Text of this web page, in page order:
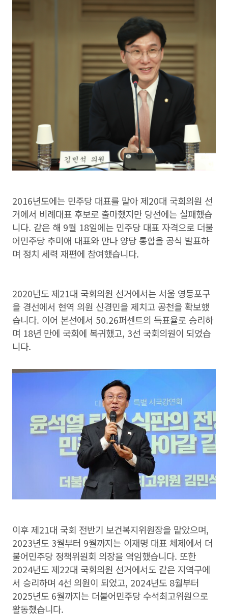
2016년도에는 민주당 대표를 맡아 제20대 국회의원 선
거에서 비례대표 후보로 출마했지만 당선에는 실패했습
니다. 같은 해 9월 18일에는 민주당 대표 자격으로 더불
어민주당 추미애 대표와 만나 양당 통합을 공식 발표하
며 정치 세력 재편에 참여했습니다.
2020년도 제21대 국회의원 선거에서는 서울 영등포구
을 경선에서 현역 의원 신경민을 제치고 공천을 확보했
습니다. 이어 본선에서 50.26퍼센트의 득표율로 승리하
며 18년 만에 국회에 복귀했고, 3선 국회의원이 되었습
니다.
이후 제21대 국회 전반기 보건복지위원장을 맡았으며,
2023년도 3월부터 9월까지는 이재명 대표 체제에서 더
불어민주당 정책위원회 의장을 역임했습니다. 또한
2024년도 제22대 국회의원 선거에서도 같은 지역구에
서 승리하며 4선 의원이 되었고, 2024년도 8월부터
2025년도 6월까지는 더불어민주당 수석최고위원으로
활동했습니다.